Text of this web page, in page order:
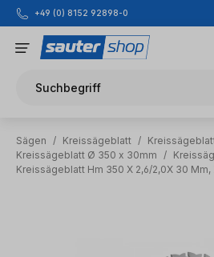
Zum Hauptinhalt springen
+49 (0) 8152 92898-0
Suchbegriff
Sägen / Kreissägeblatt /
Kreissägeblatt Ø 350 x 30mm
/
Kreissägeblatt Hm 350 X 2,6/2,0X 30 Mm,